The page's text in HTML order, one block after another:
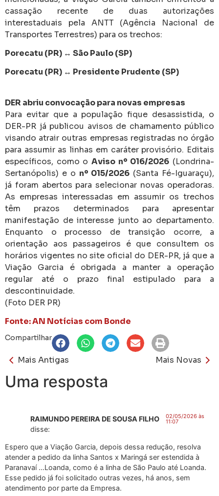
cassação recente de duas autorizações
interestaduais pela ANTT (Agência Nacional de
Transportes Terrestres) para os trechos:
Porecatu (PR) ↔ São Paulo (SP)
Porecatu (PR) ↔ Presidente Prudente (SP)
DER abriu convocação para novas empresas
Para evitar que a população fique desassistida, o
DER-PR já publicou avisos de chamamento público
visando atrair outras empresas registradas no órgão
para assumir as linhas em caráter provisório. Editais
específicos, como o Aviso nº 016/2026 (Londrina-
Sertanópolis) e o nº 015/2026 (Santa Fé-Iguaraçu),
já foram abertos para selecionar novas operadoras.
As empresas interessadas em assumir os trechos
têm prazos determinados para apresentar
manifestação de interesse junto ao departamento.
Enquanto o processo de transição ocorre, a
orientação aos passageiros é que consultem os
horários vigentes no site oficial do DER-PR, já que a
Viação Garcia é obrigada a manter a operação
regular até o prazo final estipulado para a
descontinuidade.
(Foto DER PR)
Fonte: AN Notícias com Bonde
Compartilhar
Mais Antigas Mais Novas
Uma resposta
RAIMUNDO PEREIRA DE SOUSA FILHO
disse:
02/05/2026 às
11:07
Espero que a Viação Garcia, depois dessa redução, resolva
atender a pedido da linha Santos x Maringá ser estendida à
Paranavaí …Loanda, como é a linha de São Paulo até Loanda.
Esse pedido já foi solicitado outras vezes, há anos, sem
atendimento por parte da Empresa.